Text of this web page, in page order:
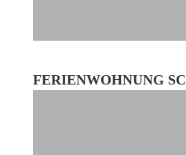
FERIENWOHNUNG